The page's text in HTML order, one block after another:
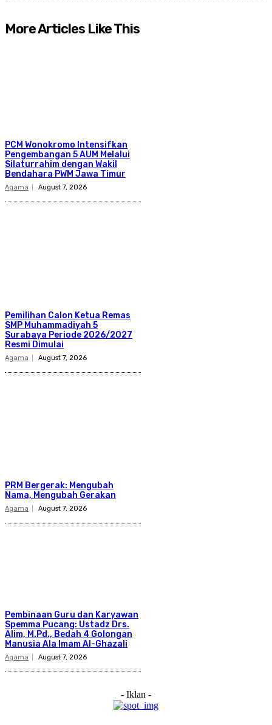
More Articles Like This
PCM Wonokromo Intensifkan
Pengembangan 5 AUM Melalui
Silaturrahim dengan Wakil
Bendahara PWM Jawa Timur
Agama August 7, 2026
Pemilihan Calon Ketua Remas
SMP Muhammadiyah 5
Surabaya Periode 2026/2027
Resmi Dimulai
Agama August 7, 2026
PRM Bergerak: Mengubah
Nama, Mengubah Gerakan
Agama August 7, 2026
Pembinaan Guru dan Karyawan
Spemma Pucang: Ustadz Drs.
Alim, M.Pd., Bedah 4 Golongan
Manusia Ala Imam Al-Ghazali
Agama August 7, 2026
- Iklan -